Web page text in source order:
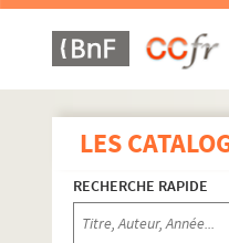
LES
RECHERCHE RAPIDE
Ms 1738-
Ms 1738-132.
Ms 1738-
Ms 1738-
Ms 1738-135.
Ms 1738-136.